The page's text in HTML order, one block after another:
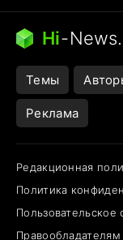
Бензин 100 и 95
Следующая
Hi-
Темы
Реклама
Редакционная
Политика
Пользовательское
Правообладателям